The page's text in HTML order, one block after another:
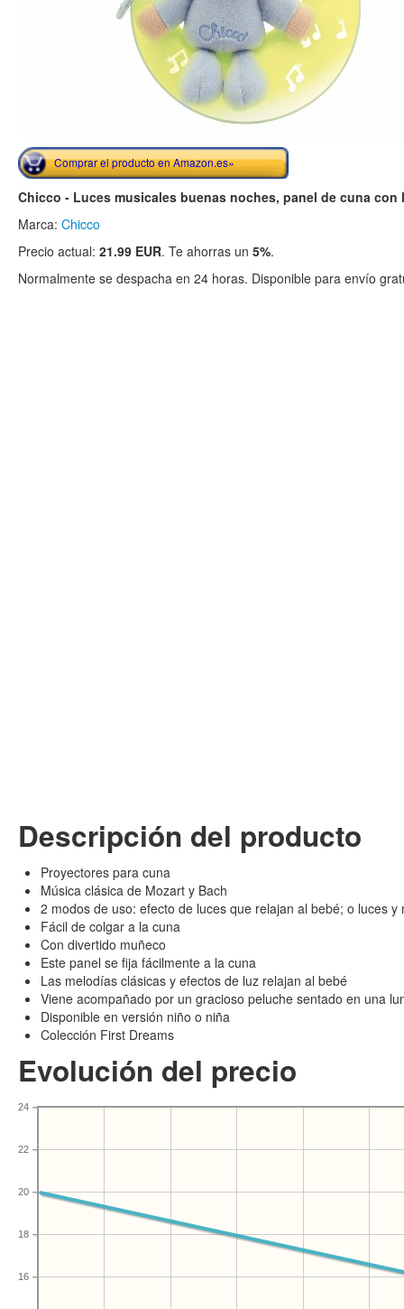
Comprar el producto en Amazon.es»
Chicco - Luces musicales buenas noches, panel de cuna
Marca: Chicco
Precio actual: 21.99 EUR. Te ahorras un 5%.
Normalmente se despacha en 24 horas. Disponible para envío
Descripción del producto
Proyectores para cuna
Música clásica de Mozart y Bach
2 modos de uso: efecto de luces que relajan al bebé; o luces
Fácil de colgar a la cuna
Con divertido muñeco
Este panel se fija fácilmente a la cuna
Las melodías clásicas y efectos de luz relajan al bebé
Viene acompañado por un gracioso peluche sentado en una
Disponible en versión niño o niña
Colección First Dreams
Evolución del precio
16
18
20
22
24